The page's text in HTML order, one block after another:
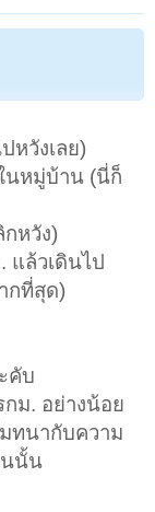
หวังเลย)
นหมู่บ้าน (นี่ก็
หวัง)
แล้วเดินไป
กที่สุด)
คับ
ม. อย่างน้อย
ทนากับความ
นนั้น